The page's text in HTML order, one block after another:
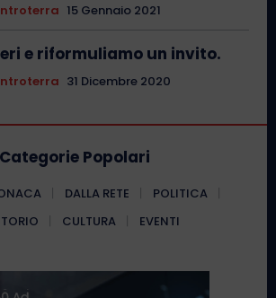
15 Gennaio 2021
e riformuliamo un invito.
31 Dicembre 2020
Categorie Popolari
DALLA RETE
POLITICA
CULTURA EVENTI